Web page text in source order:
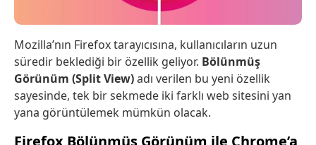
Mozilla’nın Firefox tarayıcısına, kullanıcıların uzun
süredir beklediği bir özellik geliyor. Bölünmüş
Görünüm (Split View)adı verilen bu yeni özellik
sayesinde, tek bir sekmede iki farklı web sitesini yan
yana görüntülemek mümkün olacak.
Firefox Bölünmüş Görünüm ile Chrome’a